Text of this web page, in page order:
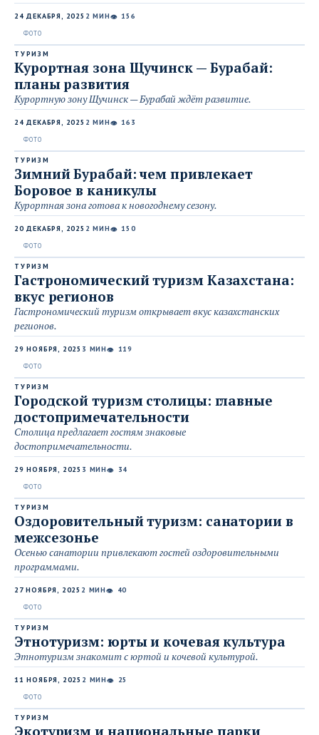
24 ДЕКАБРЯ, 2025 2 МИН👁 156
ТУРИЗМ
Курортная зона Щучинск — Бурабай:
планы развития
Курортную зону Щучинск — Бурабай ждёт развитие.
24 ДЕКАБРЯ, 2025 2 МИН👁 163
ТУРИЗМ
Зимний Бурабай: чем привлекает
Боровое в каникулы
Курортная зона готова к новогоднему сезону.
20 ДЕКАБРЯ, 2025 2 МИН👁 150
ТУРИЗМ
Гастрономический туризм Казахстана:
вкус регионов
Гастрономический туризм открывает вкус казахстанских
регионов.
29 НОЯБРЯ, 2025 3 МИН👁 119
ТУРИЗМ
Городской туризм столицы: главные
достопримечательности
Столица предлагает гостям знаковые
достопримечательности.
29 НОЯБРЯ, 2025 3 МИН👁 34
ТУРИЗМ
Оздоровительный туризм: санатории в
межсезонье
Осенью санатории привлекают гостей оздоровительными
программами.
27 НОЯБРЯ, 2025 2 МИН👁 40
ТУРИЗМ
Этнотуризм: юрты и кочевая культура
Этнотуризм знакомит с юртой и кочевой культурой.
11 НОЯБРЯ, 2025 2 МИН👁 25
ТУРИЗМ
Экотуризм и национальные парки